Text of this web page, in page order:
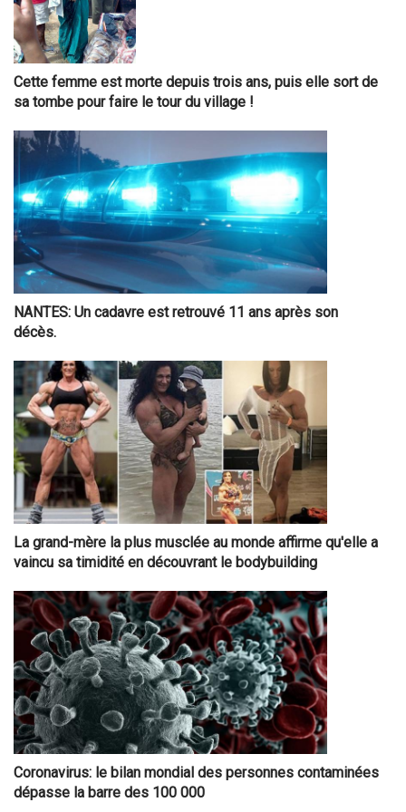
Cette femme est morte depuis trois ans, puis elle sort de
sa tombe pour faire le tour du village !
NANTES: Un cadavre est retrouvé 11 ans après son
décès.
La grand-mère la plus musclée au monde affirme qu'elle a
vaincu sa timidité en découvrant le bodybuilding
Coronavirus: le bilan mondial des personnes contaminées
dépasse la barre des 100 000